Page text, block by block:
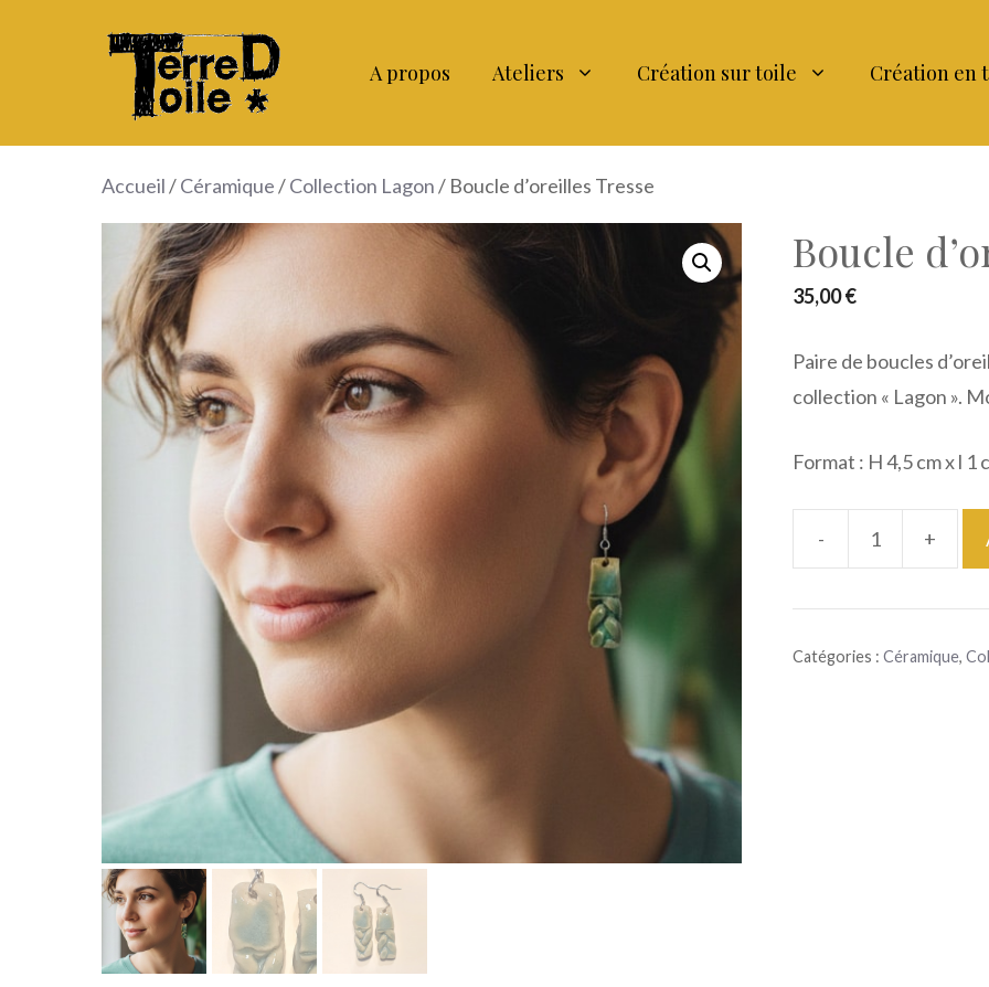
A propos Ateliers Création sur toile Création en
Accueil/Céramique/Collection Lagon/ Boucle d’oreilles Tresse
Boucle
35,00€
Paire de boucles
collection « Lagon ».
Format : H 4,5 cm x l 1
-
d'oreilles
+
Catégories :Céramique,